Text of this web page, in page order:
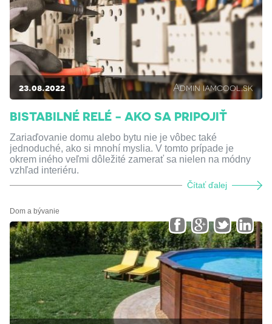
23.08.2022 Admin iamcool.sk
BISTABILNÉ RELÉ - AKO SA PRIPOJIŤ
Zariaďovanie domu alebo bytu nie je vôbec také
jednoduché, ako si mnohí myslia. V tomto prípade je
okrem iného veľmi dôležité zamerať sa nielen na módny
vzhľad interiéru.
Čítať ďalej
Dom a bývanie